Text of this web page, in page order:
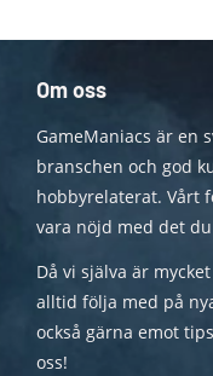
Om oss
GameManiacs är en
branschen och god
hobbyrelaterat. Vårt
vara nöjd med det
Då vi själva är
alltid följa med på
också gärna emot
oss!